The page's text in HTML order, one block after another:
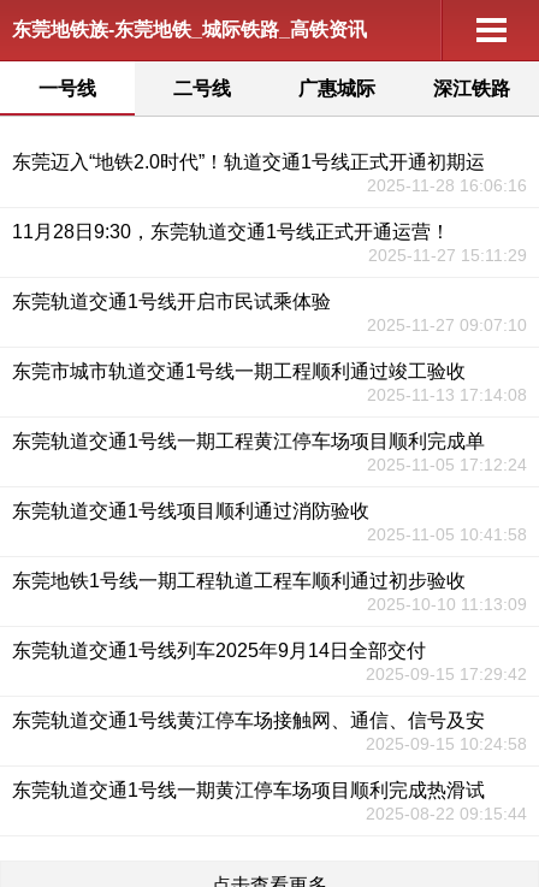
东莞地铁族-东莞地铁_城际铁路_高铁资讯
一号线 二号线 广惠城际 深江铁路
东莞迈入“地铁2.0时代”！轨道交通1号线正式开通初期运
2025-11-28 16:06:16
11月28日9:30，东莞轨道交通1号线正式开通运营！
2025-11-27 15:11:29
东莞轨道交通1号线开启市民试乘体验
2025-11-27 09:07:10
东莞市城市轨道交通1号线一期工程顺利通过竣工验收
2025-11-13 17:14:08
东莞轨道交通1号线一期工程黄江停车场项目顺利完成单
2025-11-05 17:12:24
东莞轨道交通1号线项目顺利通过消防验收
2025-11-05 10:41:58
东莞地铁1号线一期工程轨道工程车顺利通过初步验收
2025-10-10 11:13:09
东莞轨道交通1号线列车2025年9月14日全部交付
2025-09-15 17:29:42
东莞轨道交通1号线黄江停车场接触网、通信、信号及安
2025-09-15 10:24:58
东莞轨道交通1号线一期黄江停车场项目顺利完成热滑试
2025-08-22 09:15:44